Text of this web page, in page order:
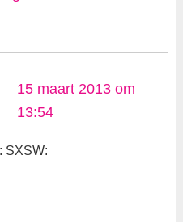
15 maart 2013 om
13:54
SXSW: